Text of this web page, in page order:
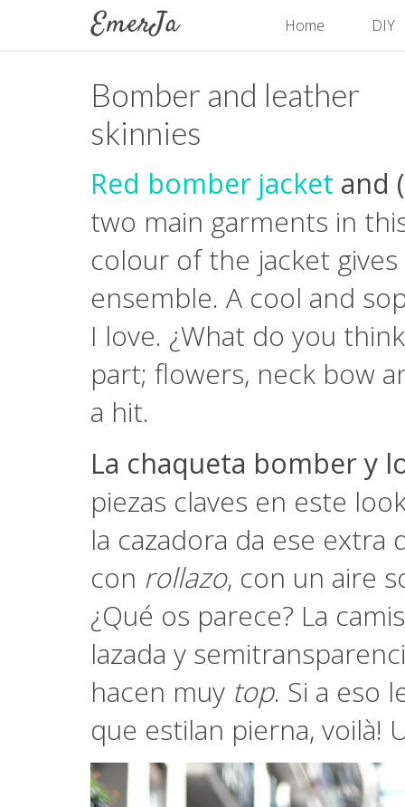
Home DIY
Bomber and leather
skinnies
Red bomber jacket and
two main garments in
colour of the jacket
ensemble. A cool and
I love. ¿What do you
part; flowers, neck bow
a hit.
La chaqueta bomber y
piezas claves en este
la cazadora da ese
con rollazo, con un aire
¿Qué os parece? La
lazada y
hacen muy top. Si a eso
que estilan pierna, voilà!